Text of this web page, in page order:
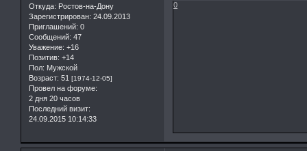
Откуда: Ростов-на-Дону
Зарегистрирован: 24.09.2013
Приглашений: 0
Сообщений: 47
Уважение: +16
Позитив: +14
Пол: Мужской
Возраст: 51 [1974-12-05]
Провел на форуме:
2 дня 20 часов
Последний визит:
24.09.2015 10:14:33
0